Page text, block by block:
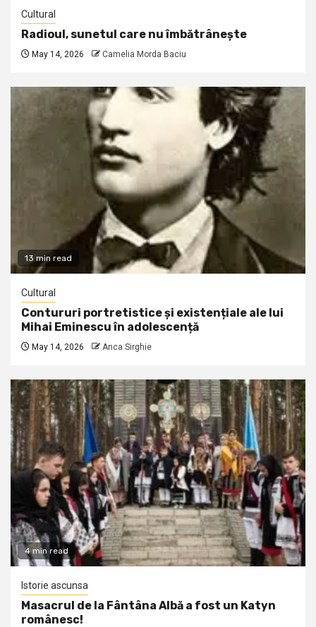
Cultural
Radioul, sunetul care nu îmbătrânește
May 14, 2026 Camelia Morda Baciu
13 min read
Cultural
Contururi portretistice și existențiale ale lui
Mihai Eminescu în adolescență
May 14, 2026 Anca Sirghie
4 min read
Istorie ascunsa
Masacrul de la Fântâna Albă a fost un Katyn
românesc!